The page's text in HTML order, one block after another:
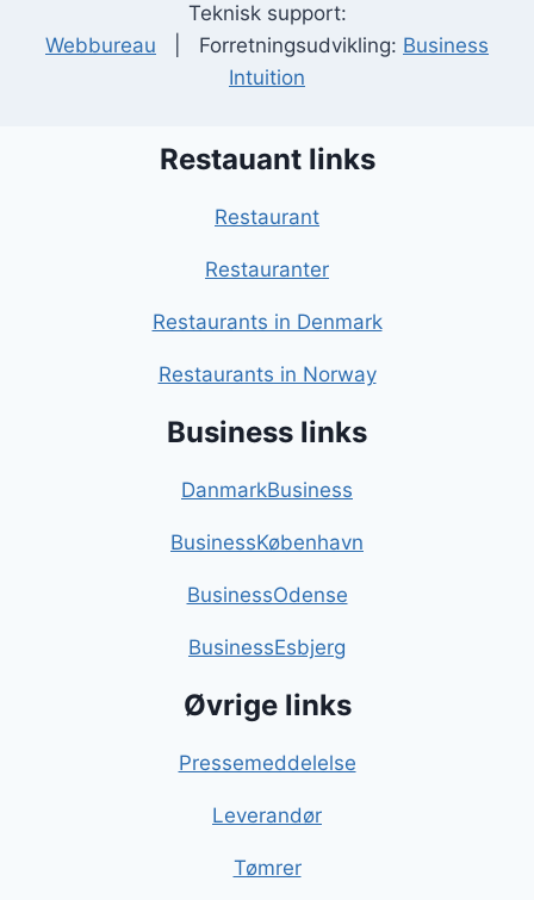
Teknisk support:
Webbureau | Forretningsudvikling: Business
Intuition
Restauant links
Restaurant
Restauranter
Restaurants in Denmark
Restaurants in Norway
Business links
DanmarkBusiness
BusinessKøbenhavn
BusinessOdense
BusinessEsbjerg
Øvrige links
Pressemeddelelse
Leverandør
Tømrer